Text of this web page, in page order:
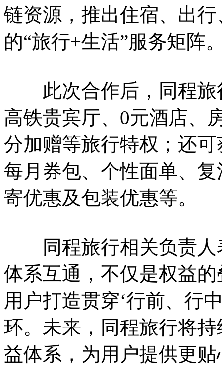
链资源，推出住宿、出
的“旅行+生活”服务矩阵
此次合作后，同程旅
高铁贵宾厅、0元酒店、
分加赠等旅行特权；还
每月券包、个性面单、
寄优惠及包装优惠等。
同程旅行相关负责人
体系互通，不仅是权益
用户打造贯穿‘行前、行
环。未来，同程旅行将
益体系，为用户提供更